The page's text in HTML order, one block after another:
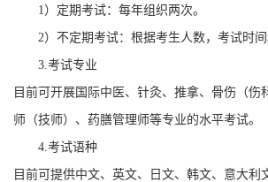
1）定期考试：每年组织两次。
2）不定期考试：根据考生人数，考试时间
3.考试专业
目前可开展国际中医、针灸、推拿、骨伤（伤
师（技师）、药膳管理师等专业的水平考试。
4.考试语种
目前可提供中文、英文、日文、韩文、意大利